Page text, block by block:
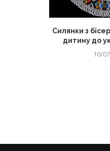
Силянки з
дитину до
10/